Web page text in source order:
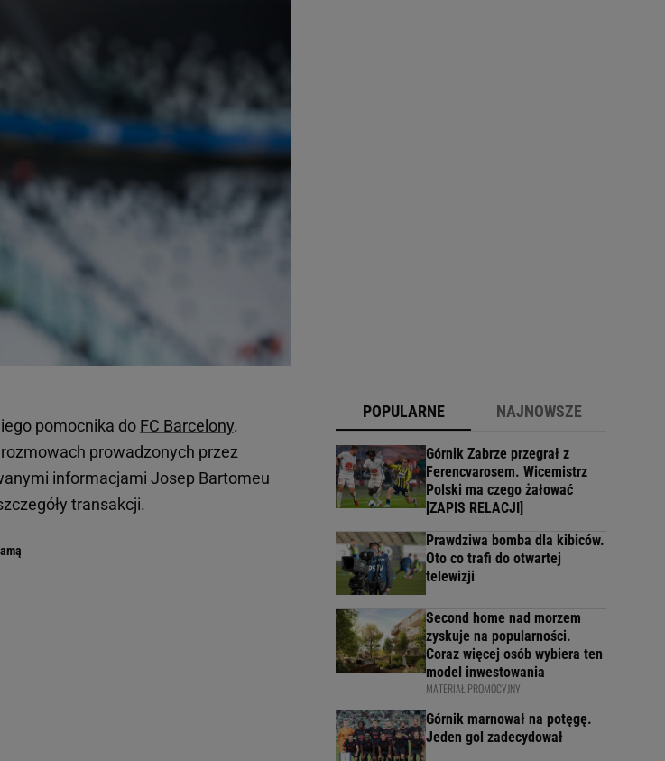
pomocnika do FC Barcelony.
prowadzonych przez
informacjami Josep Bartomeu
transakcji.
POPULARNE NAJNOWSZE
Górnik Zabrze przegrał z
Ferencvarosem. Wicemistrz
Polski ma czego żałować
[ZAPIS RELACJI]
Prawdziwa bomba dla kibiców.
Oto co trafi do otwartej
telewizji
Second home nad morzem
zyskuje na popularności.
Coraz więcej osób wybiera ten
model inwestowania
MATERIAŁ PROMOCYJNY
Górnik marnował na potęgę.
Jeden gol zadecydował